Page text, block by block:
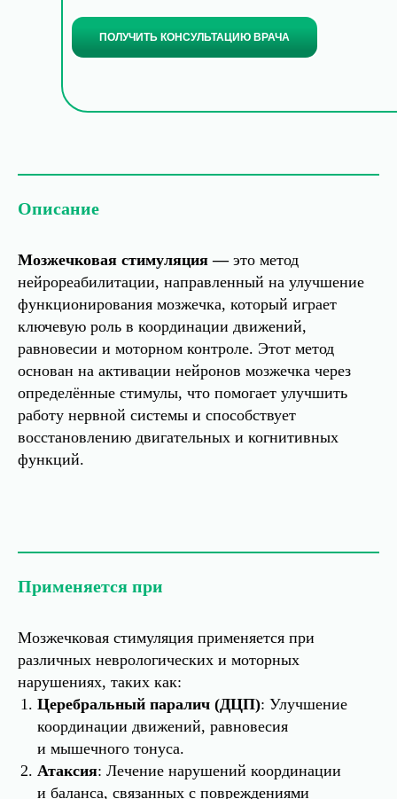
ПОЛУЧИТЬ КОНСУЛЬТАЦИЮ ВРАЧА
Описание
Мозжечковая стимуляция —это метод
нейрореабилитации, направленный на улучшение
функционирования мозжечка, который играет
ключевую роль в координации движений,
равновесии и моторном контроле. Этот метод
основан на активации нейронов мозжечка через
определённые стимулы, что помогает улучшить
работу нервной системы и способствует
восстановлению двигательных и когнитивных
функций.
Применяется при
Мозжечковая стимуляция применяется при
различных неврологических и моторных
нарушениях, таких как:
Церебральный паралич (ДЦП): Улучшение
координации движений, равновесия
и мышечного тонуса.
Атаксия: Лечение нарушений координации
и баланса, связанных с повреждениями